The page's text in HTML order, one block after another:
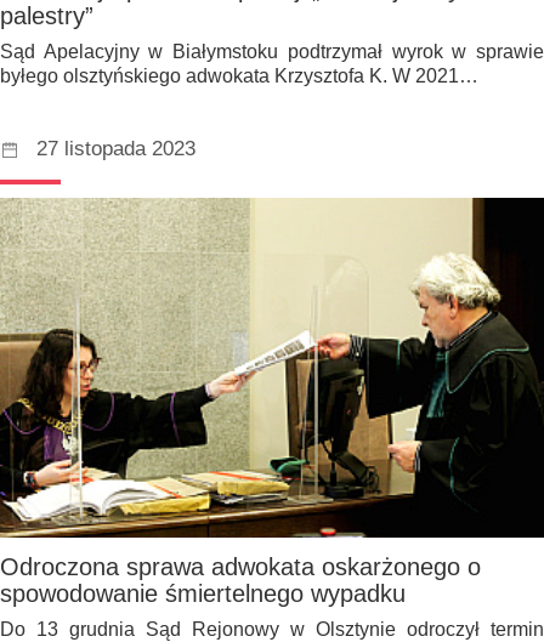
palestry”
Sąd Apelacyjny w Białymstoku podtrzymał wyrok w sprawie
byłego olsztyńskiego adwokata Krzysztofa K. W 2021…
27 listopada 2023
Odroczona sprawa adwokata oskarżonego o
spowodowanie śmiertelnego wypadku
Do 13 grudnia Sąd Rejonowy w Olsztynie odroczył termin